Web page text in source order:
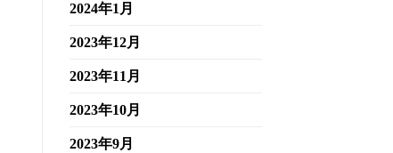
2024年1月
2023年12月
2023年11月
2023年10月
2023年9月